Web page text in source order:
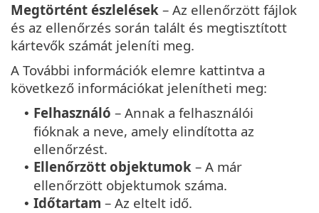
Megtörtént észlelések – Az ellenőrzött fájlok
és az ellenőrzés során talált és megtisztított
kártevők számát jeleníti meg.
A További információk elemre kattintva a
következő információkat jelenítheti meg:
• Felhasználó – Annak a felhasználói
fióknak a neve, amely elindította az
ellenőrzést.
• Ellenőrzött objektumok – A már
ellenőrzött objektumok száma.
• Időtartam – Az eltelt idő.